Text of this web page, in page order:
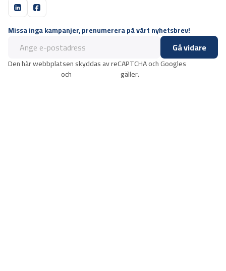
Missa inga kampanjer, prenumerera på vårt nyhetsbrev!
Gå vidare
Den här webbplatsen skyddas av reCAPTCHA och Googles
och gäller.